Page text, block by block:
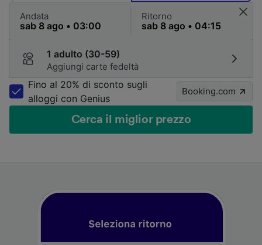
Andata Ritorno
1 adulto (30-59)
Aggiungi carte fedeltà
Fino al 20% di sconto sugli
alloggi con Genius
Booking.com
Cerca il miglior prezzo